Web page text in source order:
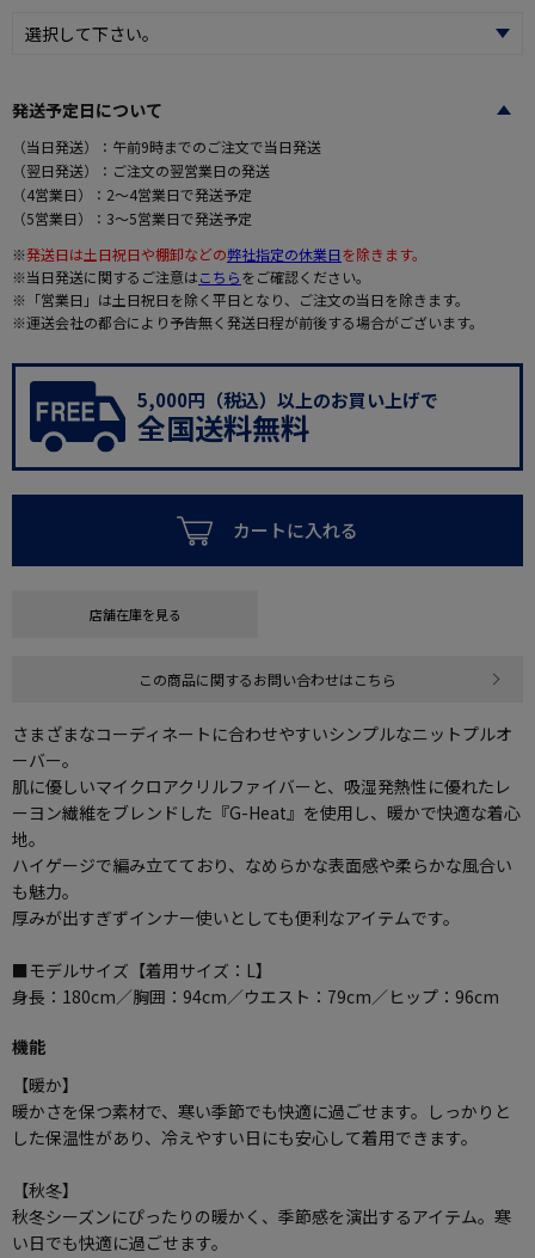
発送予定日について
（当日発送）：午前9時までのご注文で当日発送
（翌日発送）：ご注文の翌営業日の発送
（4営業日）：2～4営業日で発送予定
（5営業日）：3～5営業日で発送予定
※発送日は土日祝日や棚卸などの弊社指定の休業日を除きます。
※当日発送に関するご注意はこちらをご確認ください。
※「営業日」は土日祝日を除く平日となり、ご注文の当日を除きます。
※運送会社の都合により予告無く発送日程が前後する場合がございます。
5,000円（税込）以上のお買い上げで
全国送料無料
カートに入れる
店舗在庫を見る
この商品に関するお問い合わせはこちら
さまざまなコーディネートに合わせやすいシンプルなニットプルオ
ーバー。
肌に優しいマイクロアクリルファイバーと、吸湿発熱性に優れたレ
ーヨン繊維をブレンドした『G-Heat』を使用し、暖かで快適な着心
地。
ハイゲージで編み立てており、なめらかな表面感や柔らかな風合い
も魅力。
厚みが出すぎずインナー使いとしても便利なアイテムです。
■モデルサイズ【着用サイズ：L】
身長：180cm／胸囲：94cm／ウエスト：79cm／ヒップ：96cm
機能
【暖か】
暖かさを保つ素材で、寒い季節でも快適に過ごせます。しっかりと
した保温性があり、冷えやすい日にも安心して着用できます。
【秋冬】
秋冬シーズンにぴったりの暖かく、季節感を演出するアイテム。寒
い日でも快適に過ごせます。